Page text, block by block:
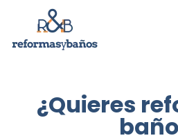
¿Quieres